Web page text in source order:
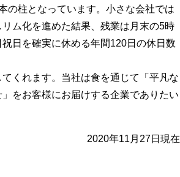
の柱となっています。小さな会社では
ム化を進めた結果、残業は月末の5時
日を確実に休める年間120日の休日数
くれます。当社は食を通じて「平凡な
をお客様にお届けする企業でありたい
2020年11月27日現在